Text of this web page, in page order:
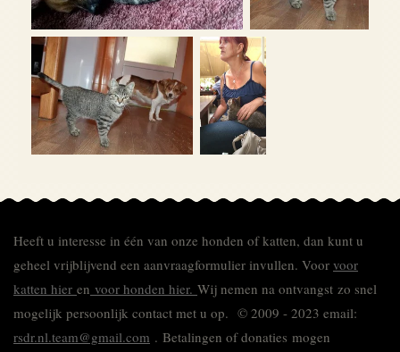
Heeft u interesse in één van onze honden of katten, dan kunt u
geheel vrijblijvend een aanvraagformulier invullen. Voor voor
katten hier en voor honden hier. Wij nemen na ontvangst zo snel
mogelijk persoonlijk contact met u op. © 2009 - 2023 email:
rsdr.nl.team@gmail.com . Betalingen of donaties mogen